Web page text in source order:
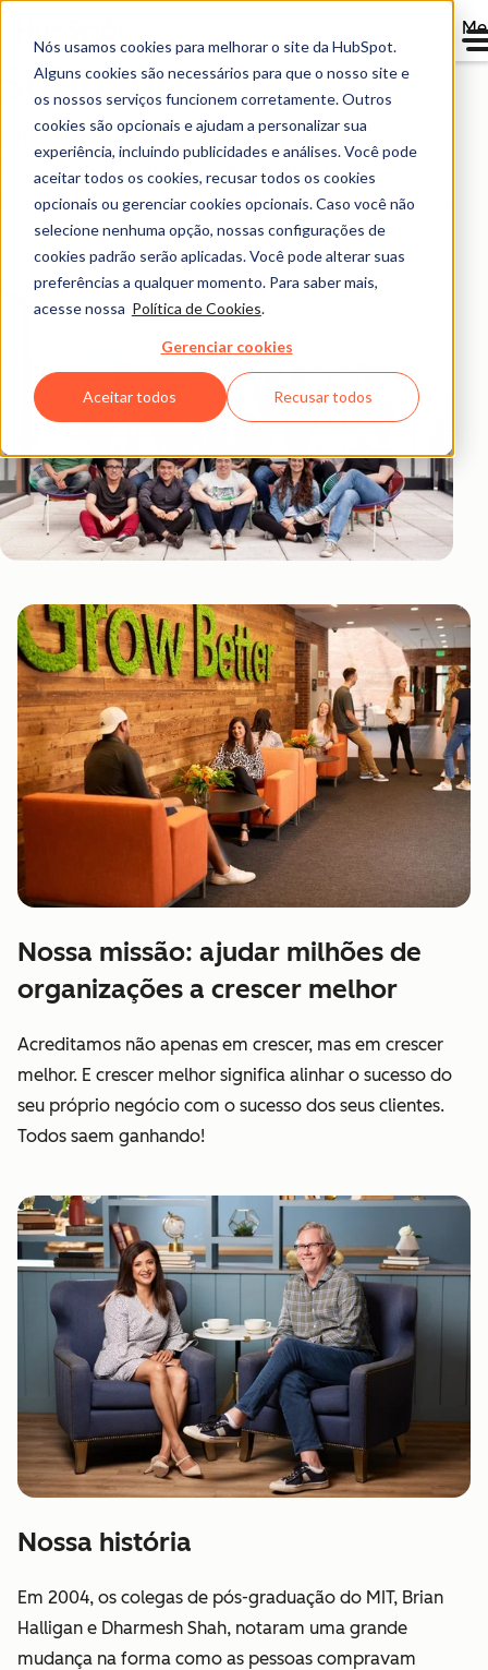
Nós usamos cookies para melhorar o site da HubSpot.
Alguns cookies são necessários para que o nosso site e
os nossos serviços funcionem corretamente. Outros
cookies são opcionais e ajudam a personalizar sua
experiência, incluindo publicidades e análises. Você pode
aceitar todos os cookies, recusar todos os cookies
opcionais ou gerenciar cookies opcionais. Caso você não
selecione nenhuma opção, nossas configurações de
cookies padrão serão aplicadas. Você pode alterar suas
preferências a qualquer momento. Para saber mais,
acesse nossa Política de Cookies.
Gerenciar cookies
Aceitar todos Recusar todos
Sobre nós
A HubSpot e sua cultura são muito parecidas com o
nosso produto. Somos elaborados, mas não
complicados, proporcionando uma experiência incrível.
Nossa missão: ajudar milhões de
organizações a crescer melhor
Acreditamos não apenas em crescer, mas em crescer
melhor. E crescer melhor significa alinhar o sucesso do
seu próprio negócio com o sucesso dos seus clientes.
Todos saem ganhando!
Nossa história
Em 2004, os colegas de pós-graduação do MIT, Brian
Halligan e Dharmesh Shah, notaram uma grande
mudança na forma como as pessoas compravam